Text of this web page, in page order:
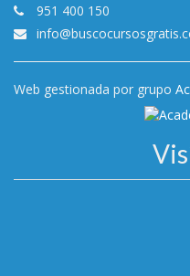
951 400 150
Web gestionada por grupo